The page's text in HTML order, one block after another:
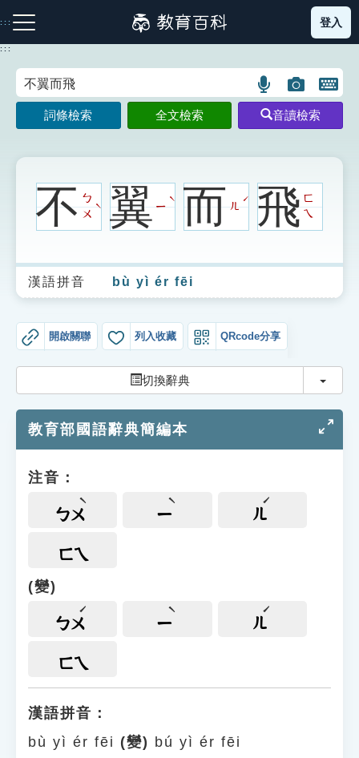
到
主
:::
注音索引圖示 筆畫索引圖示 部首索引表圖示
生字詞彙表
成語故事
索引選單
單字索引
遊戲專區
教學應用
貓頭鷹博士
登入
:::
語
言
搜
示
圖
片
搜
示
開
鍵
圖
詞條檢索 全文檢索 音讀檢索
不ㄅ
ㄨ
ˋ 翼ㄧ
ˋ 而ㄦ
ˊ 飛ㄈ
ㄟ
漢語拼音 bù yì ér fēi
開啟關聯 列入收藏 QRcode分享
切換辭典 切換
教育部國語辭典簡編本
注音：
ㄅㄨ ㄧ ㄦ
ㄈㄟ
(變)
ㄅㄨ ㄧ ㄦ
ㄈㄟ
漢語拼音：
bù yì ér fēi (變) bú yì ér fēi